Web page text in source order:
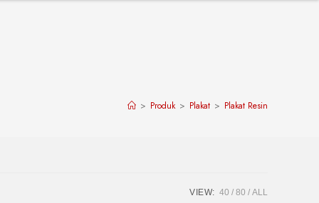
> Produk > Plakat > Plakat Resin
VIEW: 40 80 ALL